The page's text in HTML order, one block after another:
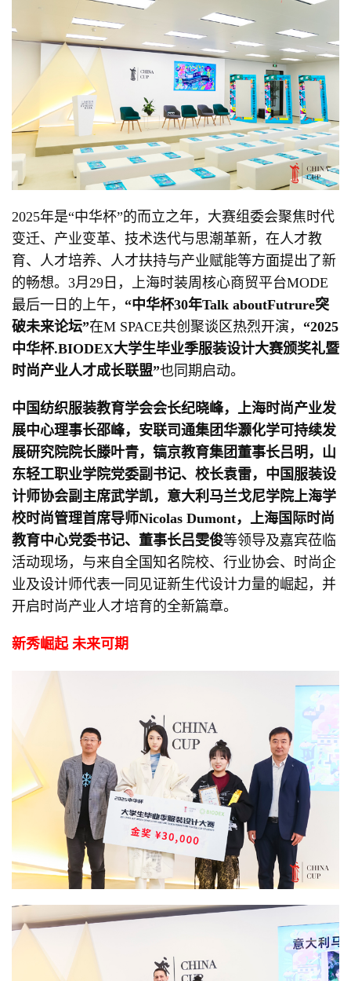
2025年是“中华杯”的而立之年，大赛组委会聚焦时代
变迁、产业变革、技术迭代与思潮革新，在人才教
育、人才培养、人才扶持与产业赋能等方面提出了新
的畅想。3月29日，上海时装周核心商贸平台MODE
最后一日的上午， “中华杯30年Talk aboutFutrure突
破未来论坛”在M SPACE共创聚谈区热烈开演， “2025
中华杯.BIODEX大学生毕业季服装设计大赛颁奖礼暨
时尚产业人才成长联盟”也同期启动。
中国纺织服装教育学会会长纪晓峰，上海时尚产业发
展中心理事长邵峰，安联司通集团华灏化学可持续发
展研究院院长滕叶青，镐京教育集团董事长吕明，山
东轻工职业学院党委副书记、校长袁雷，中国服装设
计师协会副主席武学凯，意大利马兰戈尼学院上海学
校时尚管理首席导师Nicolas Dumont，上海国际时尚
教育中心党委书记、董事长吕雯俊等领导及嘉宾莅临
活动现场，与来自全国知名院校、行业协会、时尚企
业及设计师代表一同见证新生代设计力量的崛起，并
开启时尚产业人才培育的全新篇章。
新秀崛起 未来可期